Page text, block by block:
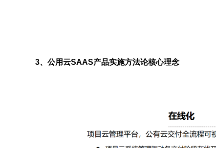
3、公用云SAAS产品实施方法论核心理念